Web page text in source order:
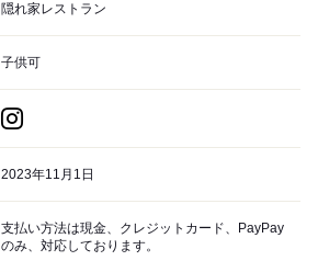
隠れ家レストラン
子供可
2023年11月1日
支払い方法は現金、クレジットカード、PayPay
のみ、対応しております。